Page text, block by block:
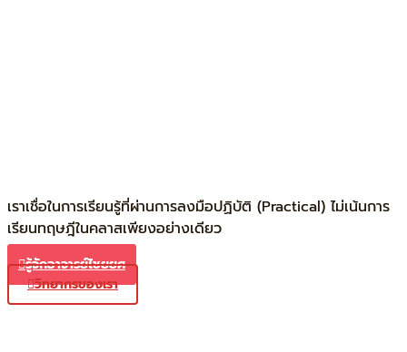
เราเชื่อในการเรียนรู้ที่ผ่านการลงมือปฏิบัติ (Practical) ไม่เน้นการ
เรียนทฤษฎีในคลาสเพียงอย่างเดียว
รู้จักอาจารย์ไชยยศ
วิทยากรของเรา